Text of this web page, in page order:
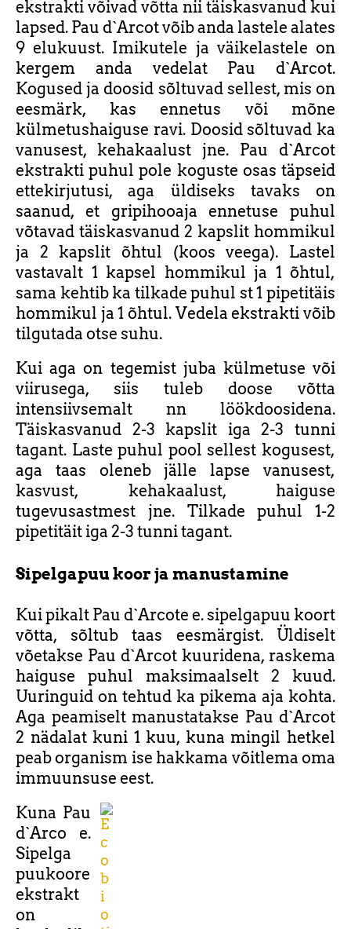
ekstrakti võivad võtta nii täiskasvanud kui
lapsed. Pau d`Arcot võib anda lastele alates
9 elukuust. Imikutele ja väikelastele on
kergem anda vedelat Pau d`Arcot.
Kogused ja doosid sõltuvad sellest, mis on
eesmärk, kas ennetus või mõne
külmetushaiguse ravi. Doosid sõltuvad ka
vanusest, kehakaalust jne. Pau d`Arcot
ekstrakti puhul pole koguste osas täpseid
ettekirjutusi, aga üldiseks tavaks on
saanud, et gripihooaja ennetuse puhul
võtavad täiskasvanud 2 kapslit hommikul
ja 2 kapslit õhtul (koos veega). Lastel
vastavalt 1 kapsel hommikul ja 1 õhtul,
sama kehtib ka tilkade puhul st 1 pipetitäis
hommikul ja 1 õhtul. Vedela ekstrakti võib
tilgutada otse suhu.
Kui aga on tegemist juba külmetuse või
viirusega, siis tuleb doose võtta
intensiivsemalt nn löökdoosidena.
Täiskasvanud 2-3 kapslit iga 2-3 tunni
tagant. Laste puhul pool sellest kogusest,
aga taas oleneb jälle lapse vanusest,
kasvust, kehakaalust, haiguse
tugevusastmest jne. Tilkade puhul 1-2
pipetitäit iga 2-3 tunni tagant.
Sipelgapuu koor ja manustamine
Kui pikalt Pau d`Arcote e. sipelgapuu koort
võtta, sõltub taas eesmärgist. Üldiselt
võetakse Pau d`Arcot kuuridena, raskema
haiguse puhul maksimaalselt 2 kuud.
Uuringuid on tehtud ka pikema aja kohta.
Aga peamiselt manustatakse Pau d`Arcot
2 nädalat kuni 1 kuu, kuna mingil hetkel
peab organism ise hakkama võitlema oma
immuunsuse eest.
Kuna Pau
d`Arco e.
Sipelga
puukoore
ekstrakt
on